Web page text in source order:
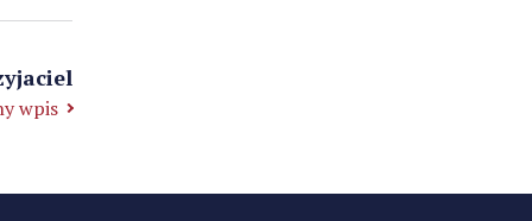
wpis